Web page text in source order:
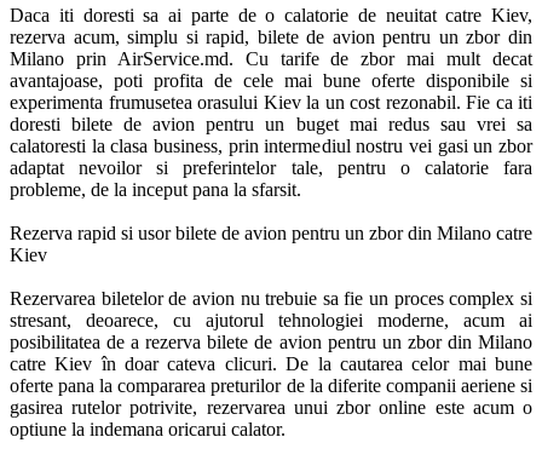
Daca iti doresti sa ai parte de o calatorie de neuitat catre Kiev,
rezerva acum, simplu si rapid, bilete de avion pentru un zbor din
Milano prin AirService.md. Cu tarife de zbor mai mult decat
avantajoase, poti profita de cele mai bune oferte disponibile si
experimenta frumusetea orasului Kiev la un cost rezonabil. Fie ca iti
doresti bilete de avion pentru un buget mai redus sau vrei sa
calatoresti la clasa business, prin intermediul nostru vei gasi un zbor
adaptat nevoilor si preferintelor tale, pentru o calatorie fara
probleme, de la inceput pana la sfarsit.
Rezerva rapid si usor bilete de avion pentru un zbor din Milano catre
Kiev
Rezervarea biletelor de avion nu trebuie sa fie un proces complex si
stresant, deoarece, cu ajutorul tehnologiei moderne, acum ai
posibilitatea de a rezerva bilete de avion pentru un zbor din Milano
catre Kiev în doar cateva clicuri. De la cautarea celor mai bune
oferte pana la compararea preturilor de la diferite companii aeriene si
gasirea rutelor potrivite, rezervarea unui zbor online este acum o
optiune la indemana oricarui calator.